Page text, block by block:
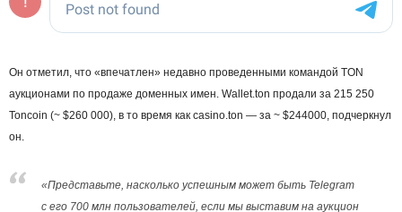
Он отметил, что «впечатлен» недавно проведенными командой TON
аукционами по продаже доменных имен. Wallet.ton продали за 215 250
Toncoin (~ $260 000), в то время как casino.ton — за ~ $244000, подчеркнул
он.
«Представьте, насколько успешным может быть Telegram
с его 700 млн пользователей, если мы выставим на аукцион